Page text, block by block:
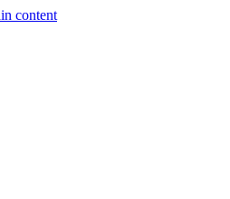
content